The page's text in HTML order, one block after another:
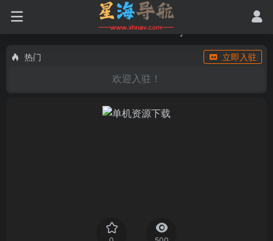
热门 立即入驻
欢迎入驻！